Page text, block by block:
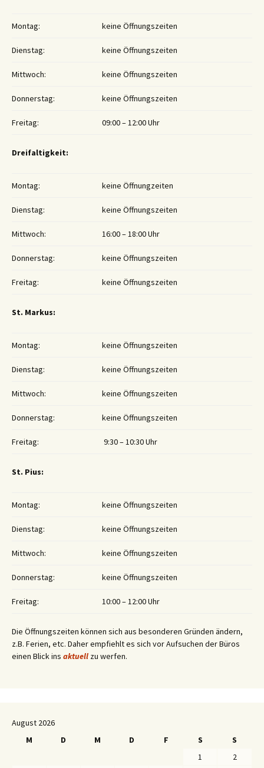
Montag: keine Öffnungszeiten
Dienstag: keine Öffnungszeiten
Mittwoch: keine Öffnungszeiten
Donnerstag: keine Öffnungszeiten
Freitag: 09:00 – 12:00 Uhr
Dreifaltigkeit:
Montag: keine Öffnungzeiten
Dienstag: keine Öffnungszeiten
Mittwoch: 16:00 – 18:00 Uhr
Donnerstag: keine Öffnungszeiten
Freitag: keine Öffnungszeiten
St. Markus:
Montag: keine Öffnungszeiten
Dienstag: keine Öffnungszeiten
Mittwoch: keine Öffnungszeiten
Donnerstag: keine Öffnungszeiten
Freitag: 9:30 – 10:30 Uhr
St. Pius:
Montag: keine Öffnungszeiten
Dienstag: keine Öffnungszeiten
Mittwoch: keine Öffnungszeiten
Donnerstag: keine Öffnungszeiten
Freitag: 10:00 – 12:00 Uhr
Die Öffnungszeiten können sich aus besonderen Gründen ändern,
z.B. Ferien, etc. Daher empfiehlt es sich vor Aufsuchen der Büros
einen Blick ins aktuell zu werfen.
August 2026
M
D M D F S
S
1
2